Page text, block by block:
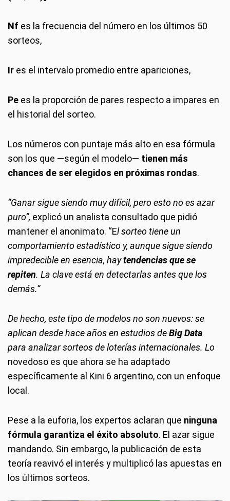
Nf es la frecuencia del número en los últimos 50
sorteos,
Ir es el intervalo promedio entre apariciones,
Pe es la proporción de pares respecto a impares en
el historial del sorteo.
Los números con puntaje más alto en esa fórmula
son los que —según el modelo— tienen más
chances de ser elegidos en próximas rondas.
“Ganar sigue siendo muy difícil, pero esto no es azar
puro”, explicó un analista consultado que pidió
mantener el anonimato. “El sorteo tiene un
comportamiento estadístico y, aunque sigue siendo
impredecible en esencia, haytendencias que se
repiten. La clave está en detectarlas antes que los
demás.”
De hecho, este tipo de modelos no son nuevos: se
aplican desde hace años en estudios deBig Data
para analizar sorteos de loterías internacionales. Lo
novedoso es que ahora se ha adaptado
específicamente al Kini 6 argentino, con un enfoque
local.
Pese a la euforia, los expertos aclaran que ninguna
fórmula garantiza el éxito absoluto. El azar sigue
mandando. Sin embargo, la publicación de esta
teoría reavivó el interés y multiplicó las apuestas en
los últimos sorteos.